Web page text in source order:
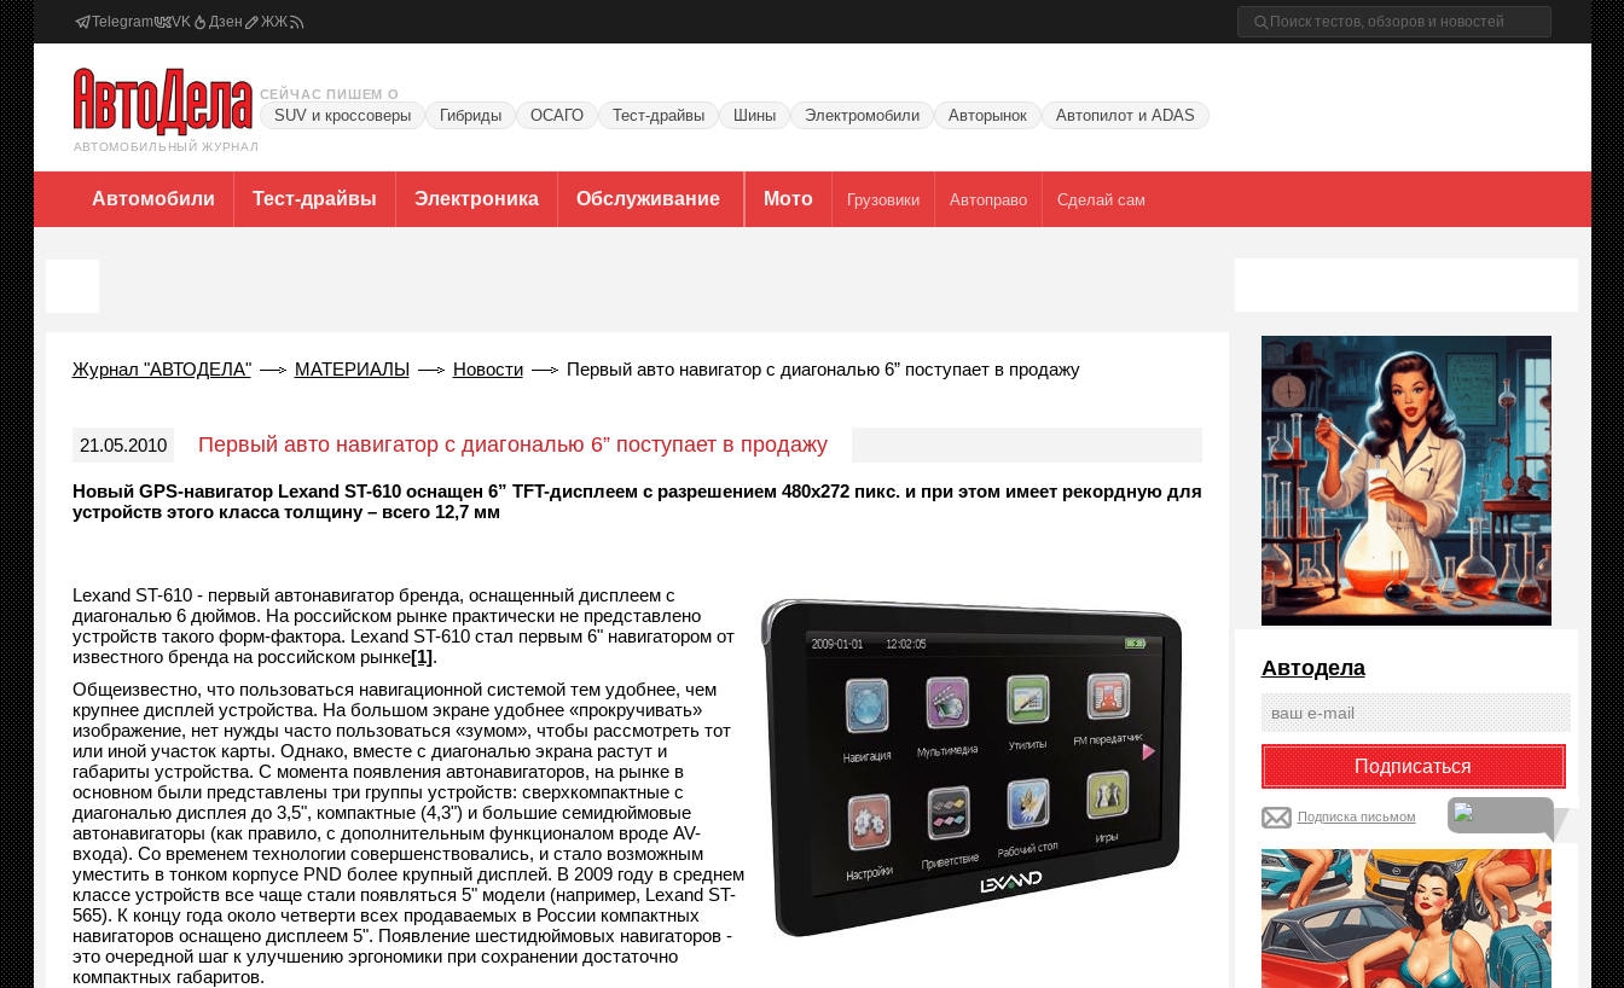
Telegram VK Дзен ЖЖ
АВТОМОБИЛЬНЫЙ ЖУРНАЛ
СЕЙЧАС ПИШЕМ О
SUV и кроссоверы Гибриды ОСАГО Тест-драйвы Шины Электромобили Авторынок Автопилот и ADAS
Автомобили Тест-драйвы Электроника Обслуживание Мото Грузовики Автоправо Сделай сам
Журнал "АВТОДЕЛА" МАТЕРИАЛЫ Новости Первый авто навигатор с диагональю 6” поступает в продажу
21.05.2010 Первый авто навигатор с диагональю 6” поступает в продажу
Новый GPS-навигатор Lexand ST-610 оснащен 6” TFT-дисплеем с разрешением 480x272 пикс. и при этом имеет рекордную для
устройств этого класса толщину – всего 12,7 мм
Lexand ST-610 - первый автонавигатор бренда, оснащенный дисплеем с
диагональю 6 дюймов. На российском рынке практически не представлено
устройств такого форм-фактора. Lexand ST-610 стал первым 6" навигатором от
известного бренда на российском рынке[1].
Общеизвестно, что пользоваться навигационной системой тем удобнее, чем
крупнее дисплей устройства. На большом экране удобнее «прокручивать»
изображение, нет нужды часто пользоваться «зумом», чтобы рассмотреть тот
или иной участок карты. Однако, вместе с диагональю экрана растут и
габариты устройства. С момента появления автонавигаторов, на рынке в
основном были представлены три группы устройств: сверхкомпактные с
диагональю дисплея до 3,5", компактные (4,3") и большие семидюймовые
автонавигаторы (как правило, с дополнительным функционалом вроде AV-
входа). Со временем технологии совершенствовались, и стало возможным
уместить в тонком корпусе PND более крупный дисплей. В 2009 году в среднем
классе устройств все чаще стали появляться 5" модели (например, Lexand ST-
565). К концу года около четверти всех продаваемых в России компактных
навигаторов оснащено дисплеем 5". Появление шестидюймовых навигаторов -
это очередной шаг к улучшению эргономики при сохранении достаточно
компактных габаритов.
Автодела
Подписка письмом